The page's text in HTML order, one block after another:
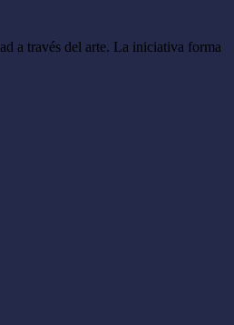
a través del arte. La iniciativa forma